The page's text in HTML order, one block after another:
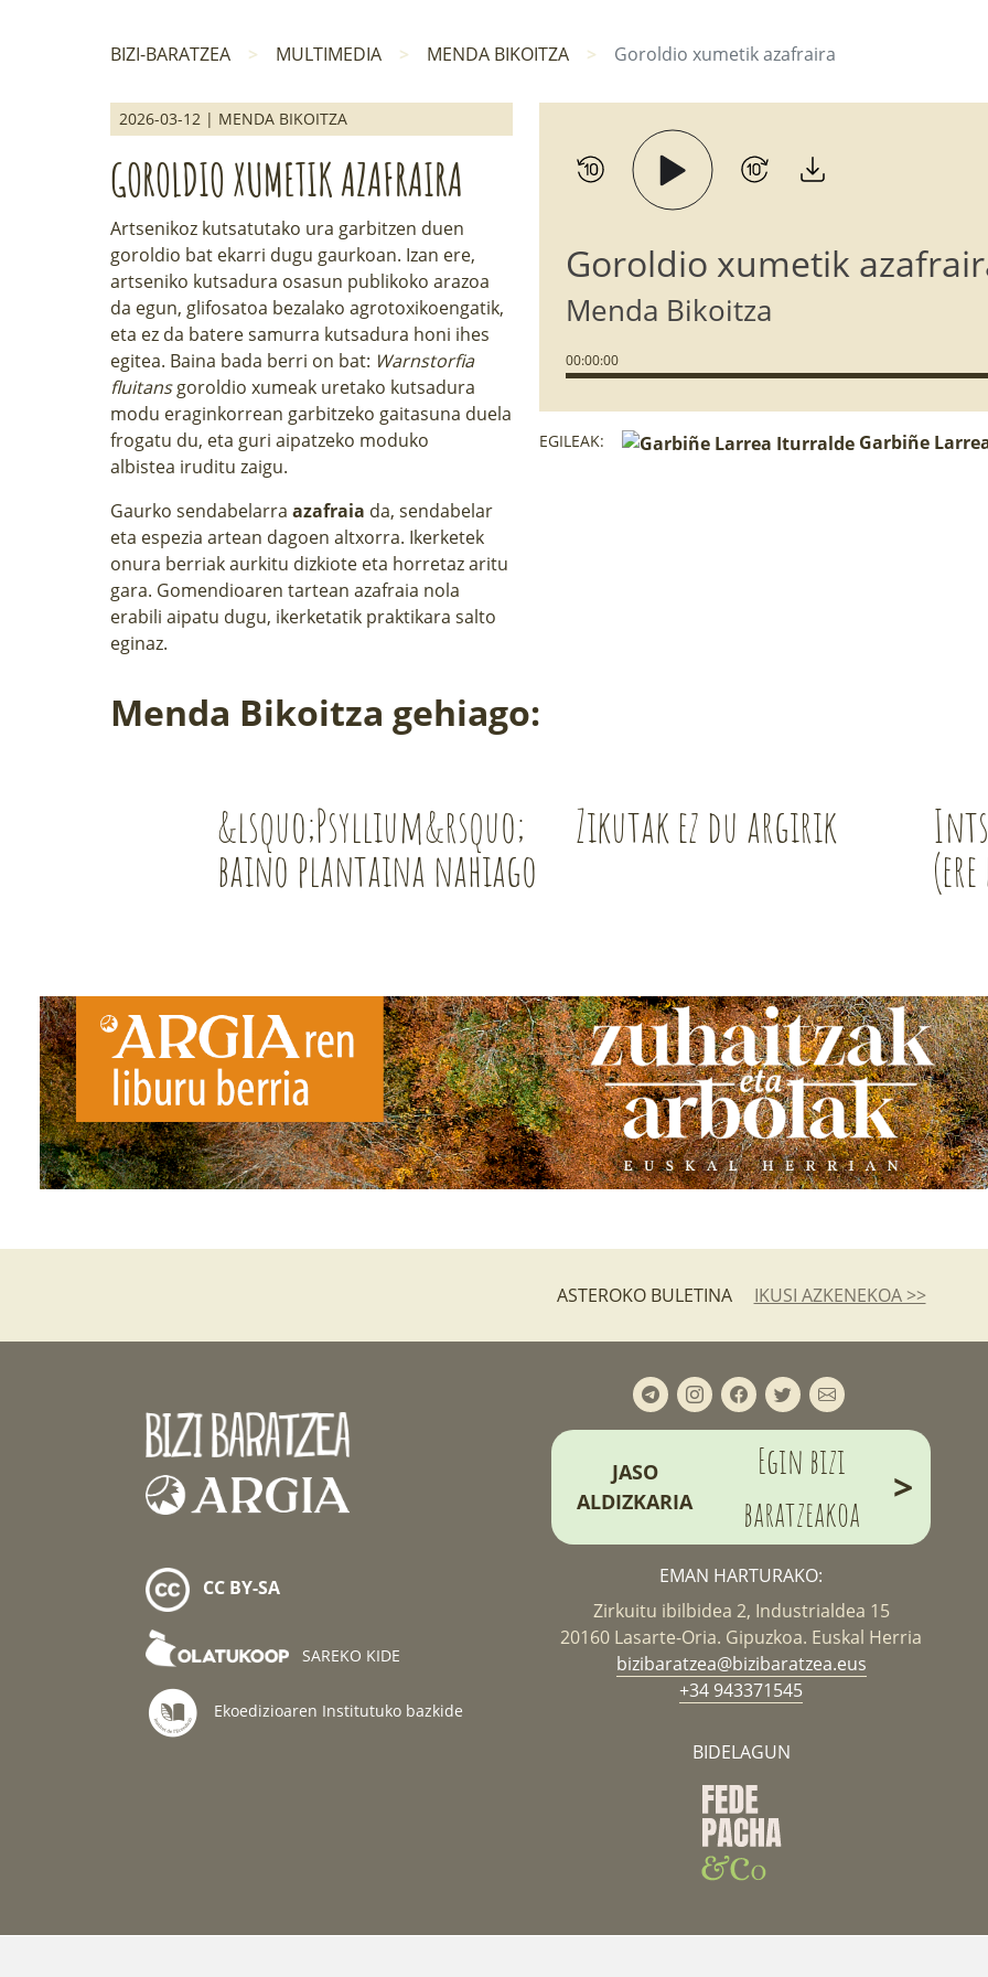
BIZI-BARATZEA MULTIMEDIA MENDA BIKOITZA Goroldio xumetik azafraira
2026-03-12 | MENDA BIKOITZA
GOROLDIO XUMETIK AZAFRAIRA
Artsenikoz kutsatutako ura garbitzen duen
goroldio bat ekarri dugu gaurkoan. Izan ere,
artseniko kutsadura osasun publikoko arazoa
da egun, glifosatoa bezalako agrotoxikoengatik,
eta ez da batere samurra kutsadura honi ihes
egitea. Baina bada berri on bat: Warnstorfia
fluitansgoroldio xumeak uretako kutsadura
modu eraginkorrean garbitzeko gaitasuna duela
frogatu du, eta guri aipatzeko moduko
albistea iruditu zaigu.
Gaurko sendabelarra azafraia da, sendabelar
eta espezia artean dagoen altxorra. Ikerketek
onura berriak aurkitu dizkiote eta horretaz aritu
gara. Gomendioaren tartean azafraia nola
erabili aipatu dugu, ikerketatik praktikara salto
eginaz.
Goroldio xumetik
Menda Bikoitza
00:00:00
EGILEAK: Garbiñe
Menda Bikoitza gehiago:
&lsquo;Psyllium&rsquo;
baino plantaina nahiago
Zikutak ez du argirik
ASTEROKO BULETINA IKUSI AZKENEKOA >>
CC BY-SA
SAREKO KIDE
Ekoedizioaren Institutuko bazkide
JASO
ALDIZKARIA
Egin bizi
baratzeakoa
>
EMAN HARTURAKO:
Zirkuitu ibilbidea 2, Industrialdea 15
20160 Lasarte-Oria. Gipuzkoa. Euskal Herria
bizibaratzea@bizibaratzea.eus
+34 943371545
BIDELAGUN